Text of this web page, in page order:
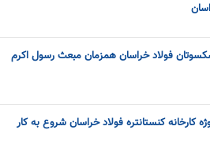
فولاد خراسان همزمان مبعث رسول اکرم
کارخانه کنستانتره فولاد خراسان شروع به کار